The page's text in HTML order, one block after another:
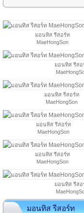
มอนทิส รีสอร์ท
MaeHongSon
มอนทิส รีสอ
มอนทิส รีสอร์ท
MaeHongSon
มอนทิส รีสอร์ท
MaeHongSon
มอนทิส รีสอร์ท
MaeHongSon
มอนทิส รีสอ
มอนทิส รีสอร์ท